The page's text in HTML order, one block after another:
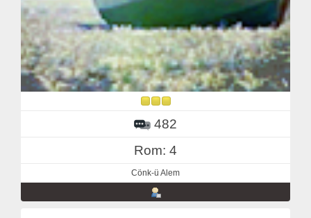
482
Rom: 4
Cönk-ü Alem